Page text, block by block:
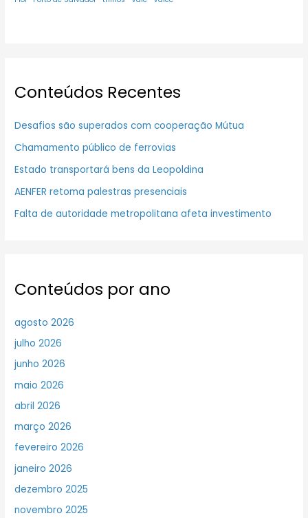
Conteúdos Recentes
Desafios são superados com cooperação Mútua
Chamamento público de ferrovias
Estado transportará bens da Leopoldina
AENFER retoma palestras presenciais
Falta de autoridade metropolitana afeta investimento
Conteúdos por ano
agosto 2026
julho 2026
junho 2026
maio 2026
abril 2026
março 2026
fevereiro 2026
janeiro 2026
dezembro 2025
novembro 2025